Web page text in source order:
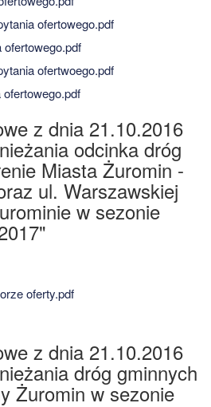
ofertowego.pdf
ofertowego.pdf
ofertwoego.pdf
ofertowego.pdf
z dnia 21.10.2016
odcinka dróg
Miasta Żuromin -
ul. Warszawskiej
w sezonie
oferty.pdf
z dnia 21.10.2016
dróg gminnych
Żuromin w sezonie